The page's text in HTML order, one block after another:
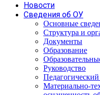
Новости
Сведения об ОУ
Основные
Структура и
Документы
Образование
Руководство
Педагогический
Материально-